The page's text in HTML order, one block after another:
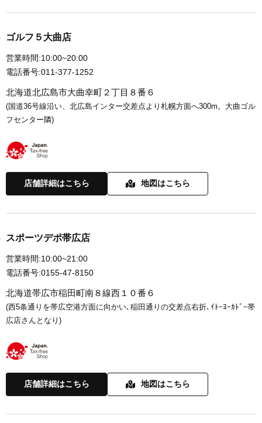
ゴルフ５大曲店
営業時間:10:00~20:00
電話番号:011-377-1252
北海道北広島市大曲幸町２丁目８番６
(国道36号線沿い、北広島インター交差点より札幌方面へ300m。大曲ゴル
フセンター隣)
店舗詳細はこちら 地図はこちら
スポーツデポ帯広店
営業時間:10:00~21:00
電話番号:0155-47-8150
北海道帯広市稲田町南８線西１０番６
(西5条通りを帯広空港方面に向かい､稲田通りの交差点右折､ｲﾄｰﾖｰｶﾄﾞｰ帯
広店さんとなり)
店舗詳細はこちら 地図はこちら